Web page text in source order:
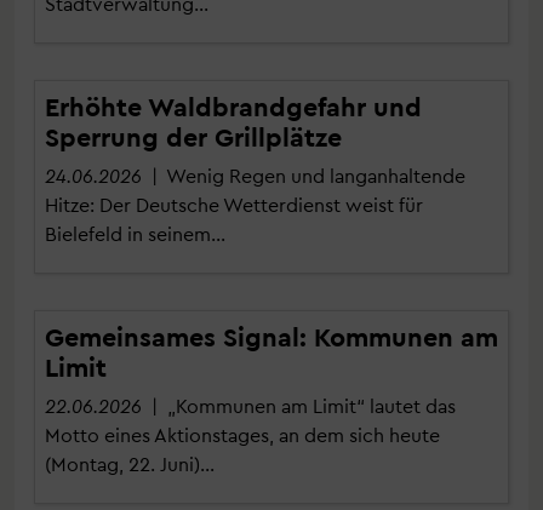
Erhöhte Waldbrandgefahr und
Sperrung der Grillplätze
24.06.2026 | Wenig Regen und langanhaltende
Hitze: Der Deutsche Wetterdienst weist für
Bielefeld in seinem…
Gemeinsames Signal: Kommunen am
Limit
22.06.2026 | „Kommunen am Limit“ lautet das
Motto eines Aktionstages, an dem sich heute
(Montag, 22. Juni)…